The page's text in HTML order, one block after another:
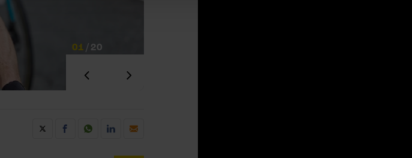
01 / 20